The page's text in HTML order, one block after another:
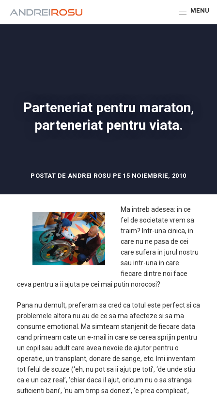
MENU
Parteneriat pentru maraton,
parteneriat pentru viata.
POSTAT DE ANDREI ROSU PE 15 NOIEMBRIE, 2010
Ma intreb adesea: in ce
fel de societate vrem sa
traim? Intr-una cinica, in
care nu ne pasa de cei
care sufera in jurul nostru
sau intr-una in care
fiecare dintre noi face
ceva pentru a ii ajuta pe cei mai putin norocosi?
Pana nu demult, preferam sa cred ca totul este perfect si ca
problemele altora nu au de ce sa ma afecteze si sa ma
consume emotional. Ma simteam stanjenit de fiecare data
cand primeam cate un e-mail in care se cerea sprijin pentru
un copil sau adult care avea nevoie de ajutor pentru o
operatie, un transplant, donare de sange, etc. Imi inventam
tot felul de scuze (‘eh, nu pot sa ii ajut pe toti’, ‘de unde stiu
ca e un caz real’, ‘chiar daca il ajut, oricum nu o sa stranga
suficienti bani’, ‘nu am timp sa donez’, ‘e prea complicat’,